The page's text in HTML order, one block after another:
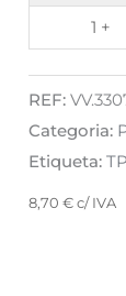
1 +
REF:
Categoria:
Etiqueta:
8,70€ c/ IVA